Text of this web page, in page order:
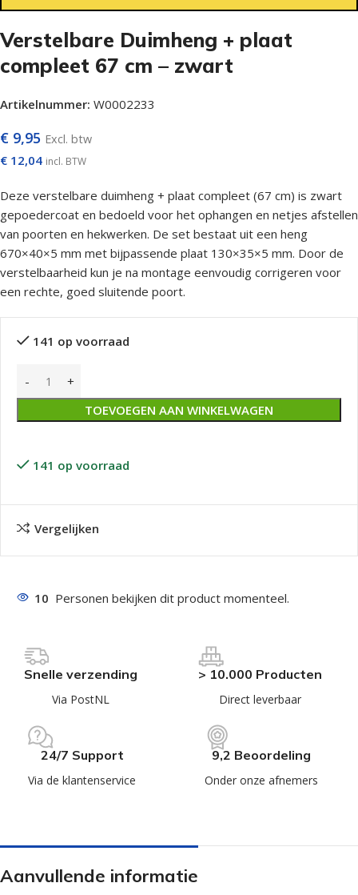
Verstelbare Duimheng + plaat
compleet 67 cm – zwart
Artikelnummer: W0002233
€ 9,95 Excl. btw
€ 12,04 incl. BTW
Deze verstelbare duimheng + plaat compleet (67 cm) is zwart
gepoedercoat en bedoeld voor het ophangen en netjes afstellen
van poorten en hekwerken. De set bestaat uit een heng
670×40×5 mm met bijpassende plaat 130×35×5 mm. Door de
verstelbaarheid kun je na montage eenvoudig corrigeren voor
een rechte, goed sluitende poort.
141 op voorraad
TOEVOEGEN AAN WINKELWAGEN
141 op voorraad
Vergelijken
10 Personen bekijken dit product momenteel.
Snelle verzending
Via PostNL
> 10.000 Producten
Direct leverbaar
24/7 Support
Via de klantenservice
9,2 Beoordeling
Onder onze afnemers
Aanvullende informatie